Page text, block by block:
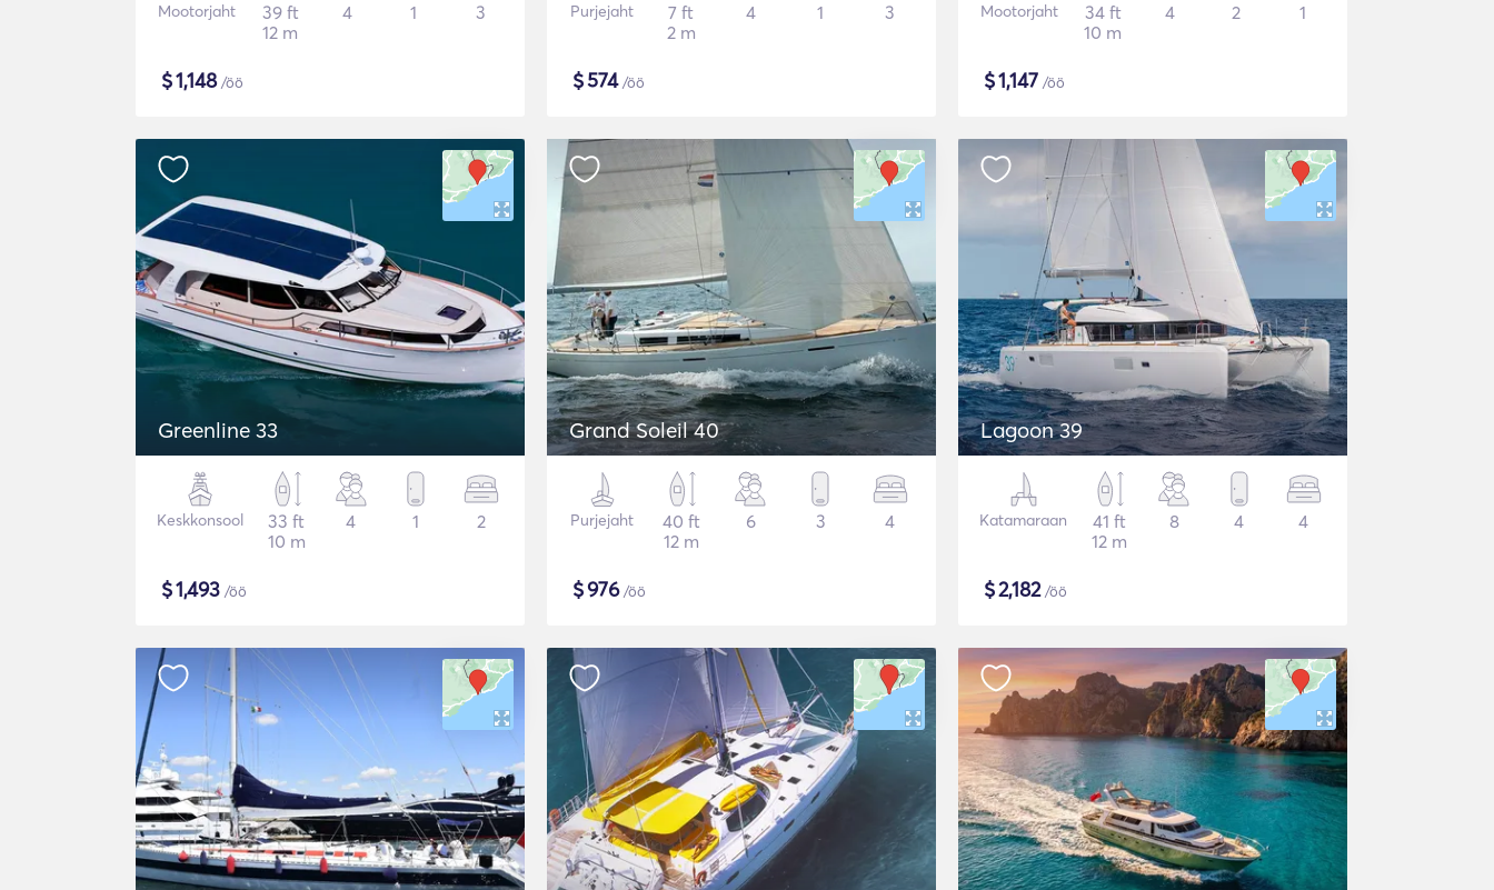
Mootorjaht
39 ft
12 m
4 1 3
$1,148/öö
Purjejaht
7 ft
2 m
4 1 3
$574/öö
Mootorjaht
34 ft
10 m
4 2 1
$1,147 /öö
Greenline 33
Keskkonsool
33 ft
10 m
4 1 2
$1,493 /öö
Grand Soleil 40
Purjejaht
40 ft
12 m
6 3 4
$976/öö
Lagoon 39
Katamaraan
41 ft
12 m
8 4 4
$2,182/öö